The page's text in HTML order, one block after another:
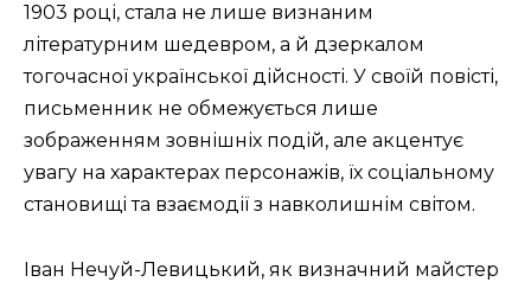
1903 році, стала не лише визнаним
літературним шедевром, а й дзеркалом
тогочасної української дійсності. У своїй повісті,
письменник не обмежується лише
зображенням зовнішніх подій, але акцентує
увагу на характерах персонажів, їх соціальному
становищі та взаємодії з навколишнім світом.
Іван Нечуй-Левицький, як визначний майстер